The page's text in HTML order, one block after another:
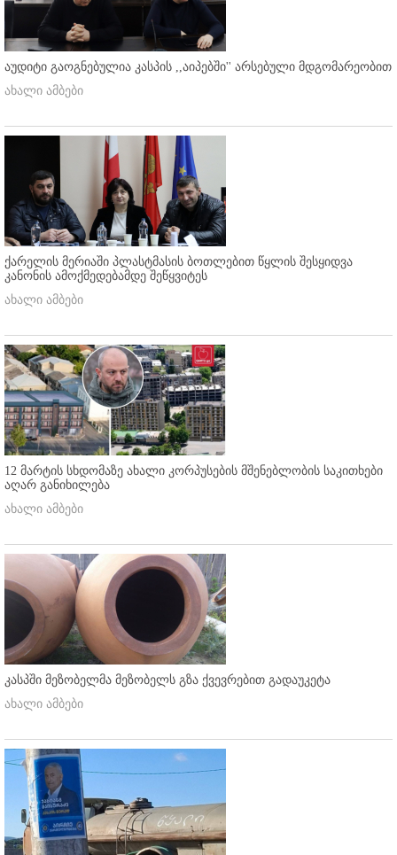
აუდიტი გაოგნებულია კასპის ,,აიპებში'' არსებული მდგომარეობით
ახალი ამბები
ქარელის მერიაში პლასტმასის ბოთლებით წყლის შესყიდვა
კანონის ამოქმედებამდე შეწყვიტეს
ახალი ამბები
12 მარტის სხდომაზე ახალი კორპუსების მშენებლობის საკითხები
აღარ განიხილება
ახალი ამბები
კასპში მეზობელმა მეზობელს გზა ქვევრებით გადაუკეტა
ახალი ამბები